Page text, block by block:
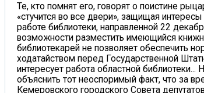
Те, кто помнят его, говорят о поистине
«стучится во все двери», защищая
работе библиотеки, направленной 22
возможности разместить имеющийся
библиотекарей не позволяет обеспечить
ходатайством перед Государственной
интересует работа областной
объяснить тот неоспоримый факт, что за
Кемеровского городского Совета